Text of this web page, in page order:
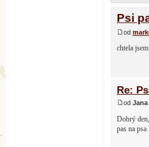
Psi
od
chtela
Re:
od Jana
Dobrý den,
pas na